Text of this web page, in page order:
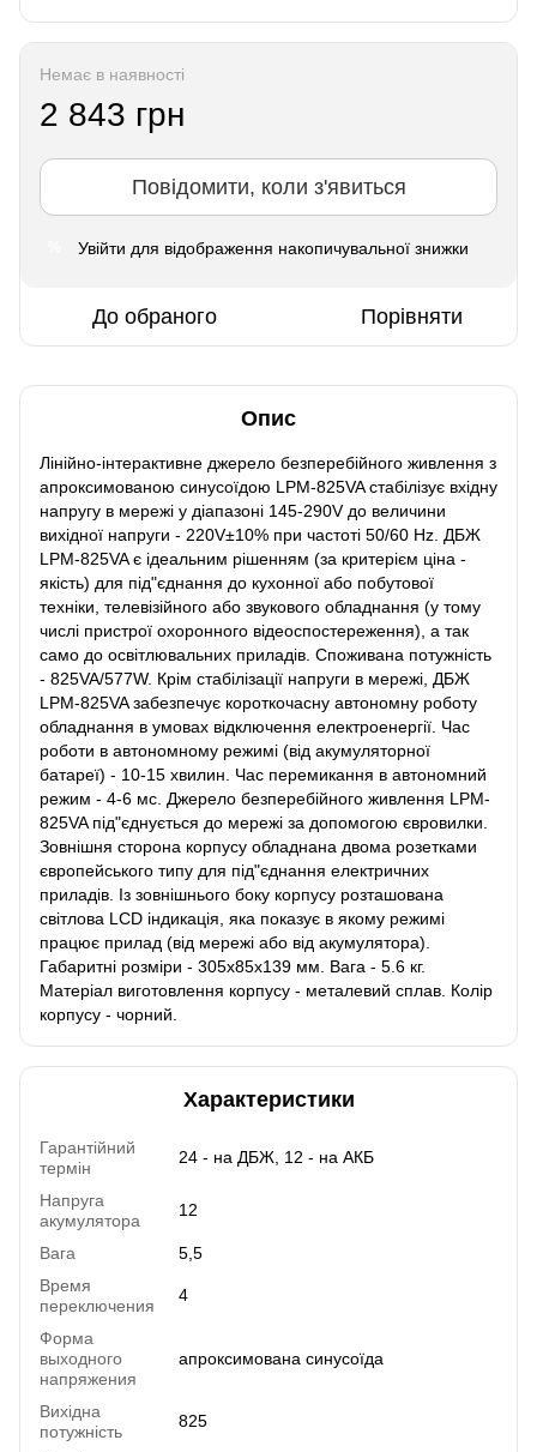
Немає в наявності
2 843 грн
Повідомити, коли з'явиться
Увійти для відображення накопичувальної знижки
До обраного Порівняти
Опис
Лінійно-інтерактивне джерело безперебійного живлення з
апроксимованою синусоїдою LPM-825VA стабілізує вхідну
напругу в мережі у діапазоні 145-290V до величини
вихідної напруги - 220V±10% при частоті 50/60 Hz. ДБЖ
LPM-825VA є ідеальним рішенням (за критерієм ціна -
якість) для під"єднання до кухонної або побутової
техніки, телевізійного або звукового обладнання (у тому
числі пристрої охоронного відеоспостереження), а так
само до освітлювальних приладів. Споживана потужність
- 825VA/577W. Крім стабілізації напруги в мережі, ДБЖ
LPM-825VA забезпечує короткочасну автономну роботу
обладнання в умовах відключення електроенергії. Час
роботи в автономному режимі (від акумуляторної
батареї) - 10-15 хвилин. Час перемикання в автономний
режим - 4-6 мс. Джерело безперебійного живлення LPM-
825VA під"єднується до мережі за допомогою євровилки.
Зовнішня сторона корпусу обладнана двома розетками
європейського типу для під"єднання електричних
приладів. Із зовнішнього боку корпусу розташована
світлова LCD індикація, яка показує в якому режимі
працює прилад (від мережі або від акумулятора).
Габаритні розміри - 305х85х139 мм. Вага - 5.6 кг.
Матеріал виготовлення корпусу - металевий сплав. Колір
корпусу - чорний.
Характеристики
Гарантійний
термін
24 - на ДБЖ, 12 - на АКБ
Напруга
акумулятора
12
Вага
5,5
Время
переключения
4
Форма
выходного
напряжения
апроксимована синусоїда
Вихідна
потужність
825